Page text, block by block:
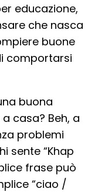
educazione,
che nasca
buone
comportarsi
buona
casa? Beh, a
problemi
sente “Khap
frase può
“ciao /